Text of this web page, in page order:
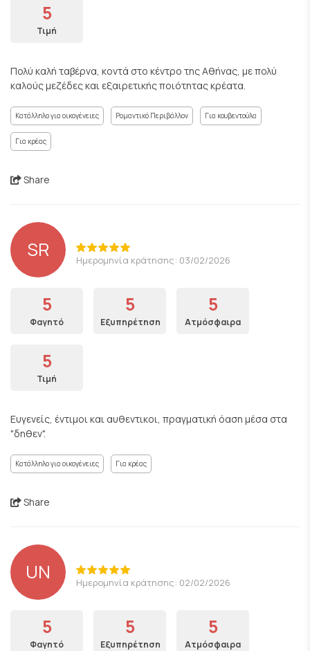
5
Τιμή
Πολύ καλή ταβέρνα, κοντά στο κέντρο της Αθήνας, με πολύ
καλούς μεζέδες και εξαιρετικής ποιότητας κρέατα.
Κατάλληλο για οικογένειες Ρομαντικό Περιβάλλον Για κουβεντούλα
Για κρέας
Share
SR Ημερομηνία κράτησης: 03/02/2026
5
Φαγητό
5
Εξυπηρέτηση
5
Ατμόσφαιρα
5
Τιμή
Ευγενείς, έντιμοι και αυθεντικοι, πραγματική όαση μέσα στα
"δηθεν".
Κατάλληλο για οικογένειες Για κρέας
Share
UN Ημερομηνία κράτησης: 02/02/2026
5
Φαγητό
5
Εξυπηρέτηση
5
Ατμόσφαιρα